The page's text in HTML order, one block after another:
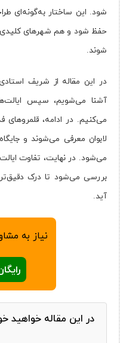
شود. این ساختار به‌گونه‌ای
حفظ شود و هم شهرهای کلیدی
شوند.
در این مقاله از شریف
آشنا می‌شویم، سپس
می‌کنیم. در ادامه، قلمروهای
لابوان معرفی می‌شوند و
می‌شود. در نهایت، تفاوت
بررسی می‌شود تا درک
آید.
نیاز به
در این مقاله خواهید